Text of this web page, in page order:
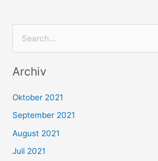
c
n
n
a
Archiv
Oktober 2021
September 2021
August 2021
Juli 2021